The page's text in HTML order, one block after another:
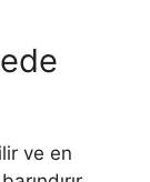
ve en